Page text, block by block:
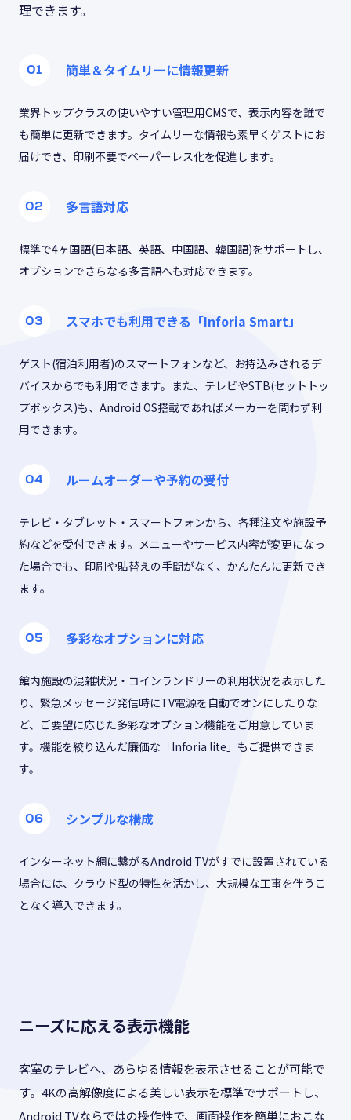
理できます。
簡単＆タイムリーに情報更新
業界トップクラスの使いやすい管理用CMSで、表示内容を誰で
も簡単に更新できます。タイムリーな情報も素早くゲストにお
届けでき、印刷不要でペーパーレス化を促進します。
多言語対応
標準で4ヶ国語(日本語、英語、中国語、韓国語)をサポートし、
オプションでさらなる多言語へも対応できます。
スマホでも利用できる「Inforia Smart」
ゲスト(宿泊利用者)のスマートフォンなど、お持込みされるデ
バイスからでも利用できます。また、テレビやSTB(セットトッ
プボックス)も、Android OS搭載であればメーカーを問わず利
用できます。
ルームオーダーや予約の受付
テレビ・タブレット・スマートフォンから、各種注文や施設予
約などを受付できます。メニューやサービス内容が変更になっ
た場合でも、印刷や貼替えの手間がなく、かんたんに更新でき
ます。
多彩なオプションに対応
館内施設の混雑状況・コインランドリーの利用状況を表示した
り、緊急メッセージ発信時にTV電源を自動でオンにしたりな
ど、ご要望に応じた多彩なオプション機能をご用意していま
す。機能を絞り込んだ廉価な「Inforia lite」もご提供できま
す。
シンプルな構成
インターネット網に繋がるAndroid TVがすでに設置されている
場合には、クラウド型の特性を活かし、大規模な工事を伴うこ
となく導入できます。
ニーズに応える表示機能
客室のテレビへ、あらゆる情報を表示させることが可能で
す。4Kの高解像度による美しい表示を標準でサポートし、
Android TVならではの操作性で、画面操作を簡単におこな